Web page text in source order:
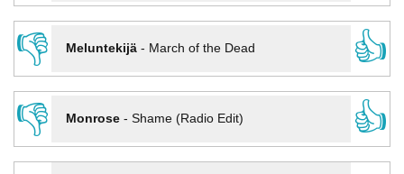
👎
Meluntekijä- March of the Dead
👍
👎
Monrose- Shame (Radio Edit)
👍